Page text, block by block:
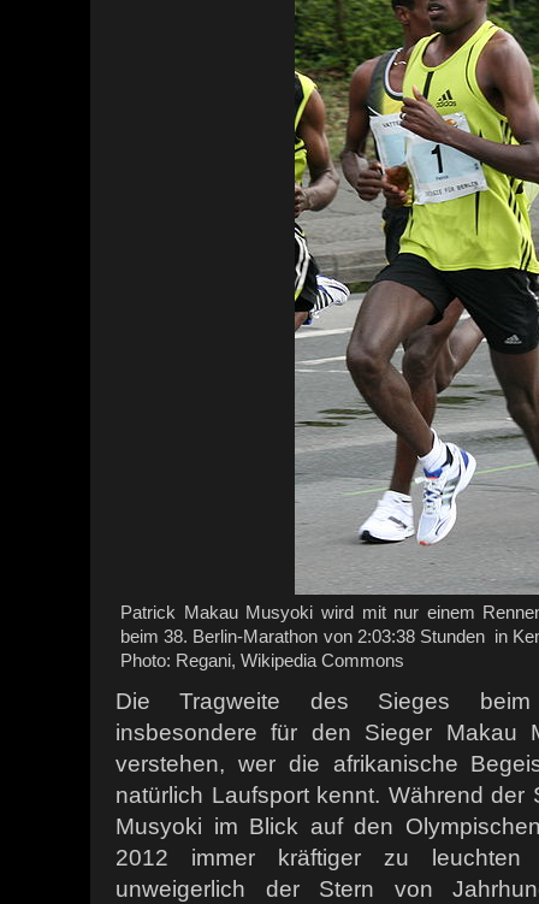
Patrick Makau Musyoki wird mit nur einem
beim 38. Berlin-Marathon von 2:03:38 Stunden in
Photo: Regani, Wikipedia Commons
Die Tragweite des Sieges beim
insbesondere für den Sieger Makau
verstehen, wer die afrikanische
natürlich Laufsport kennt. Während der
Musyoki im Blick auf den
2012 immer kräftiger zu leuchten
unweigerlich der Stern von